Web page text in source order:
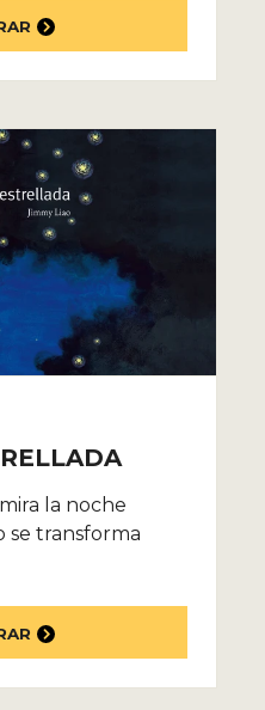
la noche
se transforma